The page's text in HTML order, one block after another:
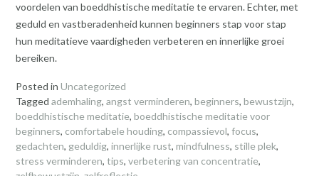
voordelen van boeddhistische meditatie te ervaren. Echter, met
geduld en vastberadenheid kunnen beginners stap voor stap
hun meditatieve vaardigheden verbeteren en innerlijke groei
bereiken.
Posted in Uncategorized
Tagged ademhaling, angst verminderen, beginners, bewustzijn,
boeddhistische meditatie, boeddhistische meditatie voor
beginners, comfortabele houding, compassievol, focus,
gedachten, geduldig, innerlijke rust, mindfulness, stille plek,
stress verminderen, tips, verbetering van concentratie,